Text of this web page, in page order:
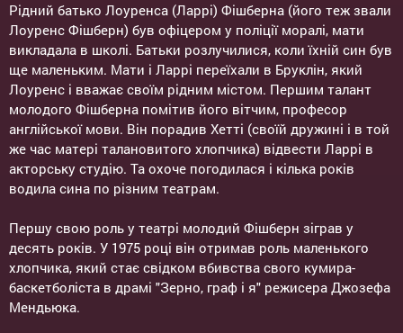
Рідний батько Лоуренса (Ларрі) Фішберна (його теж звали
Лоуренс Фішберн) був офіцером у поліції моралі, мати
викладала в школі. Батьки розлучилися, коли їхній син був
ще маленьким. Мати і Ларрі переїхали в Бруклін, який
Лоуренс і вважає своїм рідним містом. Першим талант
молодого Фішберна помітив його вітчим, професор
англійської мови. Він порадив Хетті (своїй дружині і в той
же час матері талановитого хлопчика) відвести Ларрі в
акторську студію. Та охоче погодилася і кілька років
водила сина по різним театрам.
Першу свою роль у театрі молодий Фішберн зіграв у
десять років. У 1975 році він отримав роль маленького
хлопчика, який стає свідком вбивства свого кумира-
баскетболіста в драмі "Зерно, граф і я" режисера Джозефа
Мендьюка.